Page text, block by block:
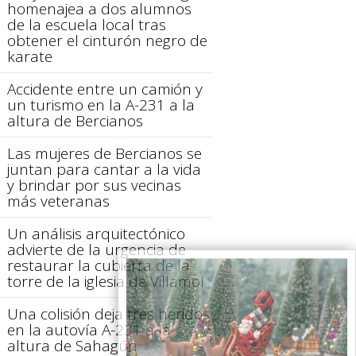
homenajea a dos alumnos
de la escuela local tras
obtener el cinturón negro de
karate
Accidente entre un camión y
un turismo en la A-231 a la
altura de Bercianos
Las mujeres de Bercianos se
juntan para cantar a la vida
y brindar por sus vecinas
más veteranas
Un análisis arquitectónico
advierte de la urgencia de
restaurar la cubierta de la
torre de la iglesia de Villamol
Una colisión deja tres heridos
en la autovía A-231 a la
altura de Sahagún